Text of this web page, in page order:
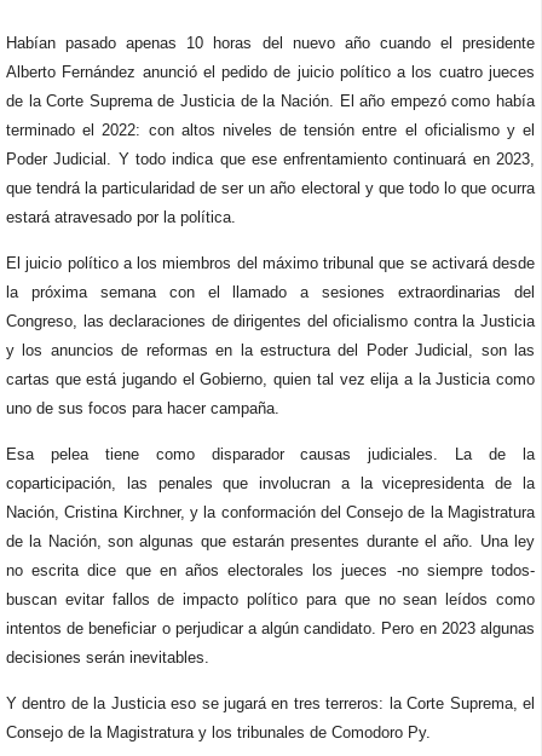
Habían pasado apenas 10 horas del nuevo año cuando el presidente
Alberto Fernández anunció el pedido de juicio político a los cuatro jueces
de la Corte Suprema de Justicia de la Nación. El año empezó como había
terminado el 2022: con altos niveles de tensión entre el oficialismo y el
Poder Judicial. Y todo indica que ese enfrentamiento continuará en 2023,
que tendrá la particularidad de ser un año electoral y que todo lo que ocurra
estará atravesado por la política.
El juicio político a los miembros del máximo tribunal que se activará desde
la próxima semana con el llamado a sesiones extraordinarias del
Congreso, las declaraciones de dirigentes del oficialismo contra la Justicia
y los anuncios de reformas en la estructura del Poder Judicial, son las
cartas que está jugando el Gobierno, quien tal vez elija a la Justicia como
uno de sus focos para hacer campaña.
Esa pelea tiene como disparador causas judiciales. La de la
coparticipación, las penales que involucran a la vicepresidenta de la
Nación, Cristina Kirchner, y la conformación del Consejo de la Magistratura
de la Nación, son algunas que estarán presentes durante el año. Una ley
no escrita dice que en años electorales los jueces -no siempre todos-
buscan evitar fallos de impacto político para que no sean leídos como
intentos de beneficiar o perjudicar a algún candidato. Pero en 2023 algunas
decisiones serán inevitables.
Y dentro de la Justicia eso se jugará en tres terreros: la Corte Suprema, el
Consejo de la Magistratura y los tribunales de Comodoro Py.